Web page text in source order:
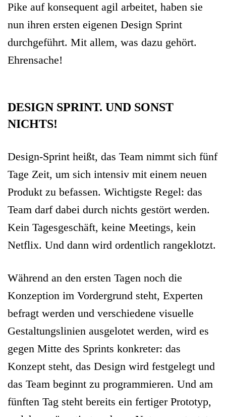
Pike auf konsequent agil arbeitet, haben sie
nun ihren ersten eigenen Design Sprint
durchgeführt. Mit allem, was dazu gehört.
Ehrensache!
DESIGN SPRINT. UND SONST
NICHTS!
Design-Sprint heißt, das Team nimmt sich fünf
Tage Zeit, um sich intensiv mit einem neuen
Produkt zu befassen. Wichtigste Regel: das
Team darf dabei durch nichts gestört werden.
Kein Tagesgeschäft, keine Meetings, kein
Netflix. Und dann wird ordentlich rangeklotzt.
Während an den ersten Tagen noch die
Konzeption im Vordergrund steht, Experten
befragt werden und verschiedene visuelle
Gestaltungslinien ausgelotet werden, wird es
gegen Mitte des Sprints konkreter: das
Konzept steht, das Design wird festgelegt und
das Team beginnt zu programmieren. Und am
fünften Tag steht bereits ein fertiger Prototyp,